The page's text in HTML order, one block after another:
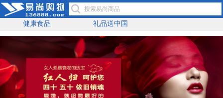
健康食品 礼品送中国